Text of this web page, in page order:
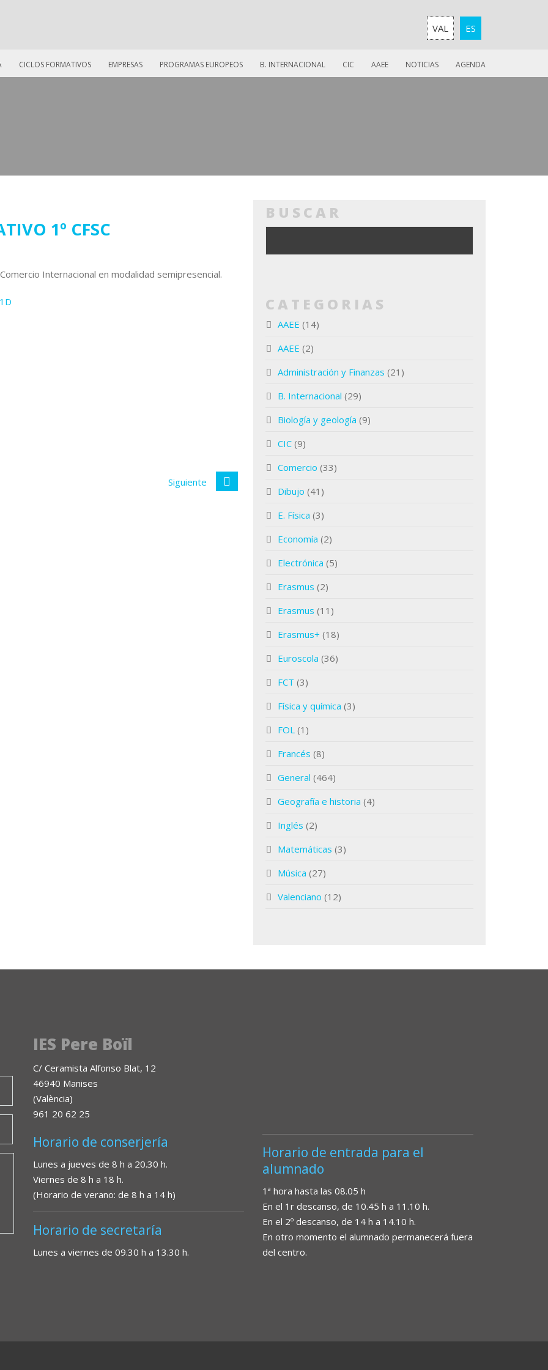
VAL ES
CICLOS FORMATIVOS EMPRESAS PROGRAMAS EUROPEOS B. INTERNACIONAL CIC AAEE NOTICIAS AGENDA
1º CFSC
Internacional en modalidad semipresencial.
Siguiente
BUSCAR
CATEGORIAS
AAEE (14)
AAEE (2)
Administración y Finanzas (21)
B. Internacional (29)
Biología y geología (9)
CIC (9)
Comercio (33)
Dibujo (41)
E. Física (3)
Economía (2)
Electrónica (5)
Erasmus (2)
Erasmus (11)
Erasmus+ (18)
Euroscola (36)
FCT (3)
Física y química (3)
FOL (1)
Francés (8)
General (464)
Geografía e historia (4)
Inglés (2)
Matemáticas (3)
Música (27)
Valenciano (12)
IES Pere Boïl
C/ Ceramista Alfonso Blat, 12
46940 Manises
(València)
961 20 62 25
Horario de conserjería
Lunes a jueves de 8 h a 20.30 h.
Viernes de 8 h a 18 h.
(Horario de verano: de 8 h a 14 h)
Horario de secretaría
Lunes a viernes de 09.30 h a 13.30 h.
Horario de entrada para el
alumnado
1ª hora hasta las 08.05 h
En el 1r descanso, de 10.45 h a 11.10 h.
En el 2º descanso, de 14 h a 14.10 h.
En otro momento el alumnado permanecerá fuera
del centro.